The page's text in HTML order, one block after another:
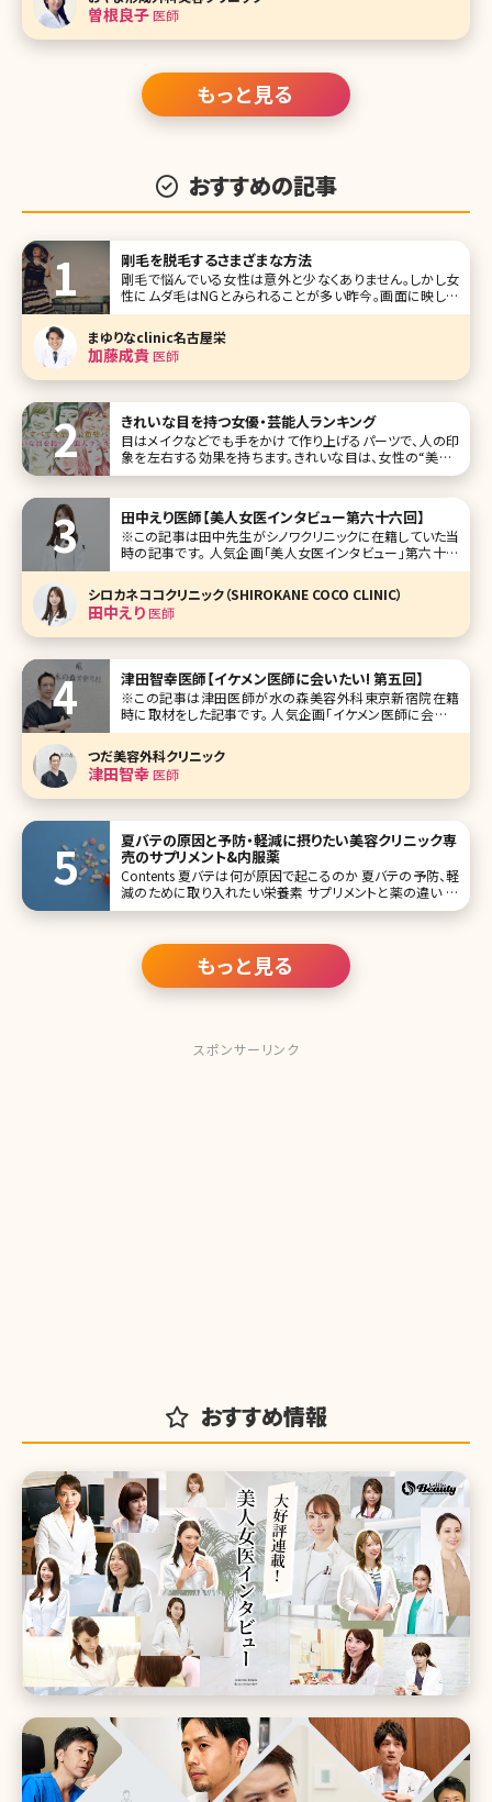
方法はありません。 とはいえ、
曽根良子医師
もっと見る
おすすめの記事
剛毛を脱毛するさまざまな方法
剛毛で悩んでいる女性は意外と少なくありません。しかし女
性にムダ毛はNGとみられることが多い昨今。画面に映し出
された芸能人の毛が処理されていないというだけで大きな
話題になってしまうのですから、剛毛さんにとってはかなり
辛いものがあります。ここでは、剛毛でお悩みの方のために
脱毛・自己処理などによる解消方法
まゆりなclinic名古屋栄
加藤成貴医師
きれいな目を持つ女優・芸能人ランキング
目はメイクなどでも手をかけて作り上げるパーツで、人の印
象を左右する効果を持ちます。きれいな目は、女性の“美人・
かわいい”を実現させ、またその人ならではの特徴（キャラク
がきれいな芸能人をランキングでご紹介します。さまざまな
瞳の色・形を持つ
田中えり医師【美人女医インタビュー第六十六回】
※この記事は田中先生がシノワクリニックに在籍していた当
時の記事です。 人気企画「美人女医インタビュー」第六十六
回は、東京・神宮前のシノワクリニック（CHINOWA CLINIC）の
田中えり（たなか えり）先生です。 シノワクリニックは、渋谷と
原宿（明治神宮前）の中間エリアに位置する美容外科・
シロカネココクリニック（SHIROKANE COCO CLINIC）
田中えり医師
津田智幸医師【イケメン医師に会いたい! 第五回】
※この記事は津田医師が水の森美容外科東京新宿院在籍
時に取材をした記事です。 人気企画「イケメン医師に会いた
い!」第五回は全国に4院を展開する水の森美容外科東京新
宿院の津田智幸(つだ ともゆき)院長です。 笑顔が優しい津
田院長。医師として憧れているお父様のことや患者様への思
いを語ってもらいました。
つだ美容外科クリニック
津田智幸医師
夏バテの原因と予防・軽減に摂りたい美容クリニック専
売のサプリメント&内服薬
Contents 夏バテは何が原因で起こるのか 夏バテの予防、軽
減のために取り入れたい栄養素 サプリメントと薬の違い 毎
年の夏の厳しい暑さに見舞われて、夏バテになってしまうと
もよく聞くようにな
もっと見る
スポンサーリンク
おすすめ情報